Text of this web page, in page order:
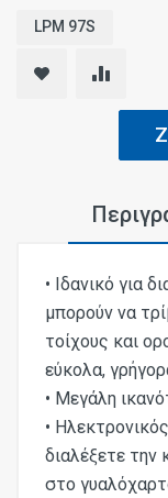
LPM 97S
• Ιδανικό για
μπορούν να
τοίχους και
εύκολα,
• Μεγάλη
•
διαλέξετε την
στο